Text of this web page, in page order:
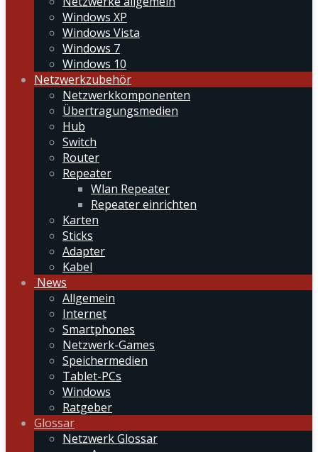
Windows XP
Windows Vista
Windows 7
Windows 10
Netzwerkzubehör
Netzwerkkomponenten
Übertragungsmedien
Hub
Switch
Router
Repeater
Wlan Repeater
Repeater einrichten
Karten
Sticks
Adapter
Kabel
News
Allgemein
Internet
Smartphones
Netzwerk-Games
Speichermedien
Tablet-PCs
Windows
Ratgeber
Glossar
Netzwerk Glossar